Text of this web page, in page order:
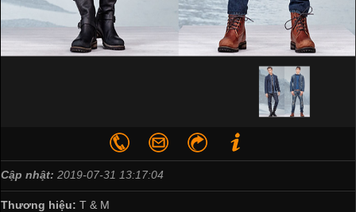
Cập nhật: 2019-07-31 13:17:04
Thương hiệu: T & M